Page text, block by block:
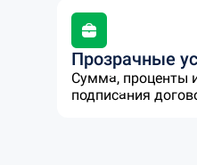
Прозрачные
Сумма, проценты
подписания